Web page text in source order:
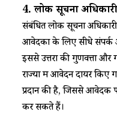
4.लोकसूचना
संबंधित लोक सूचना
आवेदकों के लिए सीधे संपर्क
इससे उत्तरों की गुणवत्ता और
राज्यों में आवेदन दायर किए
प्रदान की है, जिससे आवेदक
कर सकते हैं।​